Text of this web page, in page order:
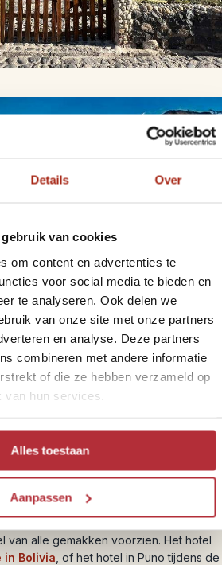
Details Over
van cookies
om content en advertenties te
voor social media te bieden en
te analyseren. Ook delen we
van onze site met onze partners
en analyse. Deze partners
combineren met andere informatie
of die ze hebben verzameld op
hun services.
Alles toestaan
Aanpassen
comfortabele slaapplekken. Je hebt
toiletfaciliteiten, maar het hotel heeft
voor deze slaapplekken gekozen
hotels zijn of deze geen goede
Ondanks dat de kamers
van alle gemakken voorzien. Het hotel
in Bolivia , of het hotel in Puno tijdens de